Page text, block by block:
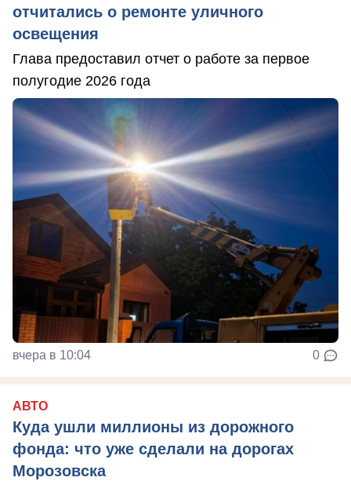
отчитались о ремонте уличного
освещения
Глава предоставил отчет о работе за первое
полугодие 2026 года
вчера в 10:04 0
АВТО
Куда ушли миллионы из дорожного
фонда: что уже сделали на дорогах
Морозовска